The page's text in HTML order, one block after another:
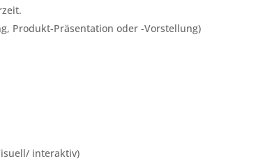
Produkt-Präsentation oder -Vorstellung)
interaktiv)